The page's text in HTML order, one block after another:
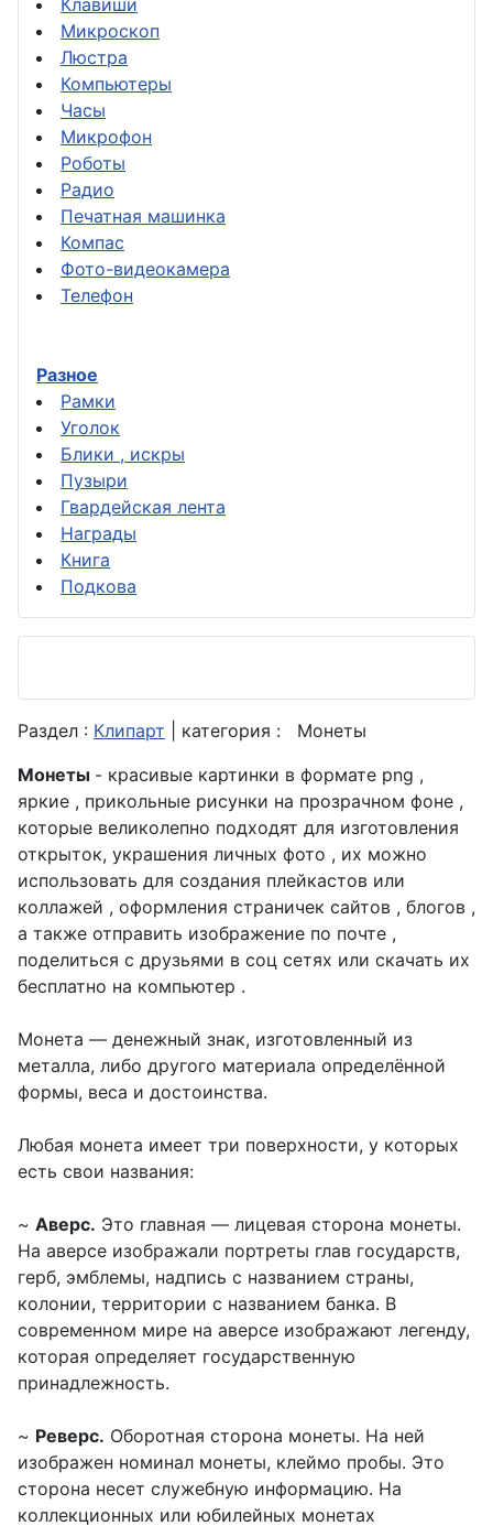
Микроскоп
Люстра
Компьютеры
Часы
Микрофон
Роботы
Радио
Печатная машинка
Компас
Фото-видеокамера
Телефон
Разное
Рамки
Уголок
Блики , искры
Пузыри
Гвардейская лента
Награды
Книга
Подкова
Раздел : Клипарт | категория : Монеты
Монеты - красивые картинки в формате png ,
яркие , прикольные рисунки на прозрачном фоне ,
которые великолепно подходят для изготовления
открыток, украшения личных фото , их можно
использовать для создания плейкастов или
коллажей , оформления страничек сайтов , блогов ,
а также отправить изображение по почте ,
поделиться с друзьями в соц сетях или скачать их
бесплатно на компьютер .
Монета — денежный знак, изготовленный из
металла, либо другого материала определённой
формы, веса и достоинства.
Любая монета имеет три поверхности, у которых
есть свои названия:
~ Аверс. Это главная — лицевая сторона монеты.
На аверсе изображали портреты глав государств,
герб, эмблемы, надпись с названием страны,
колонии, территории с названием банка. В
современном мире на аверсе изображают легенду,
которая определяет государственную
принадлежность.
~ Реверс. Оборотная сторона монеты. На ней
изображен номинал монеты, клеймо пробы. Это
сторона несет служебную информацию. На
коллекционных или юбилейных монетах